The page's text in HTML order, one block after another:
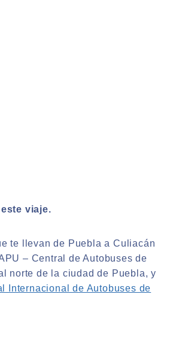
viaje.
te llevan de Puebla a Culiacán
– Central de Autobuses de
norte de la ciudad de Puebla, y
Internacional de Autobuses de